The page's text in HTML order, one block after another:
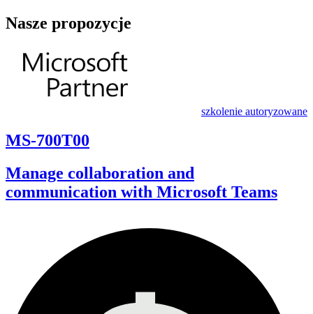
Nasze propozycje
szkolenie autoryzowane
MS-700T00
Manage collaboration and
communication with Microsoft Teams